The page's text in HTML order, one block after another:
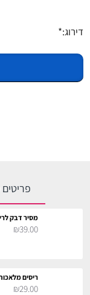
דירוג:
₪39.00
₪29.00